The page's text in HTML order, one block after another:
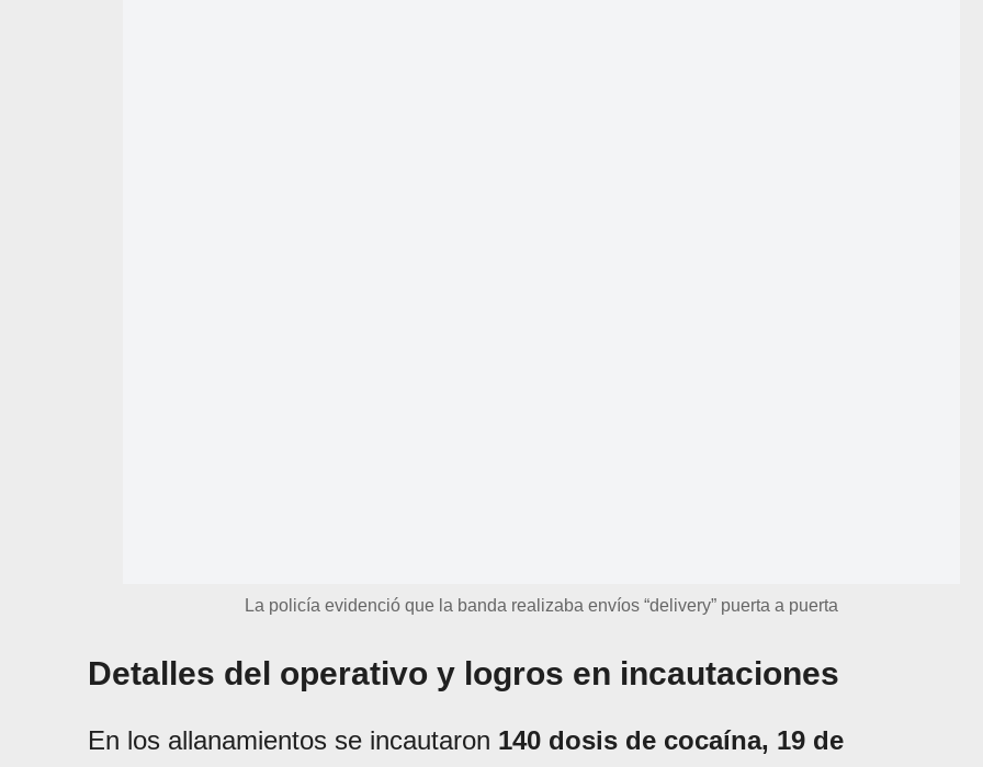
La policía evidenció que la banda realizaba envíos “delivery” puerta a puerta
Detalles del operativo y logros en incautaciones
En los allanamientos se incautaron 140 dosis de cocaína, 19 de